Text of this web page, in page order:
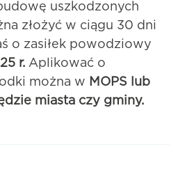
uszkodzonych
złożyć w ciągu 30 dni
o zasiłek powodziowy
r. Aplikować o
można w MOPS lub
miasta czy gminy.